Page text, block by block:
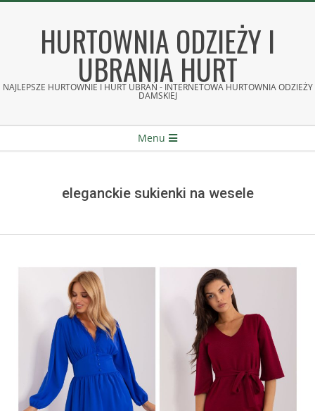
HURTOWNIA ODZIEŻY I
UBRANIA HURT
NAJLEPSZE HURTOWNIE I HURT UBRAŃ - INTERNETOWA HURTOWNIA ODZIEŻY
DAMSKIEJ
Menu
eleganckie sukienki na wesele